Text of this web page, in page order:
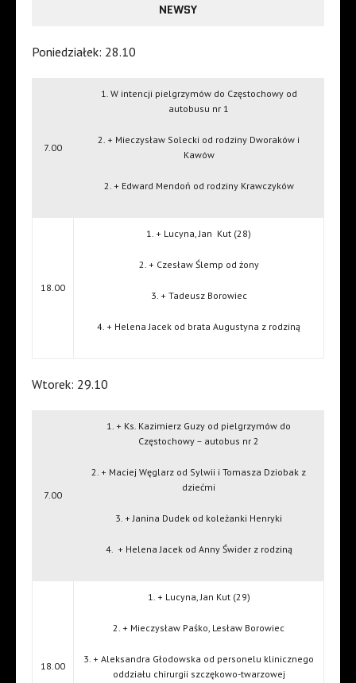
NEWSY
Poniedziałek: 28.10
7.00
1. W intencji pielgrzymów do Częstochowy od
autobusu nr 1
2. + Mieczysław Solecki od rodziny Dworaków i
Kawów
2. + Edward Mendoń od rodziny Krawczyków
18.00
1. + Lucyna, Jan Kut (28)
2. + Czesław Ślemp od żony
3. + Tadeusz Borowiec
4. + Helena Jacek od brata Augustyna z rodziną
Wtorek: 29.10
7.00
1. + Ks. Kazimierz Guzy od pielgrzymów do
Częstochowy – autobus nr 2
2. + Maciej Węglarz od Sylwii i Tomasza Dziobak z
dziećmi
3. + Janina Dudek od koleżanki Henryki
4. + Helena Jacek od Anny Świder z rodziną
18.00
1. + Lucyna, Jan Kut (29)
2. + Mieczysław Paśko, Lesław Borowiec
3. + Aleksandra Głodowska od personelu klinicznego
oddziału chirurgii szczękowo-twarzowej